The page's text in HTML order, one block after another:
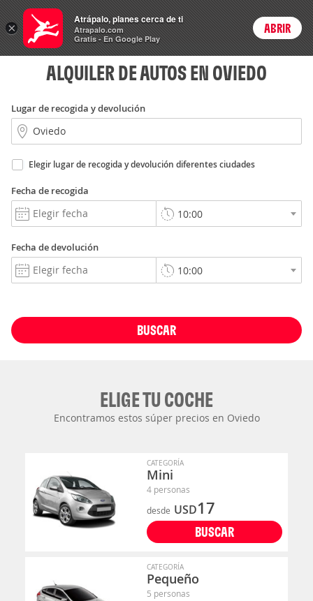
Rent
a Car Login
ALQUILER DE AUTOS EN OVIEDO
Lugar de recogida y devolución
Elegir lugar de recogida y devolución diferentes ciudades
Fecha de recogida
Fecha de devolución
BUSCAR
ELIGE TU COCHE
Encontramos estos súper precios en Oviedo
CATEGORÍA
Mini
4 personas
desde USD17
BUSCAR
CATEGORÍA
Pequeño
5 personas
×
Atrápalo, planes cerca de ti
Atrapalo.com
Gratis - En Google Play
ABRIR